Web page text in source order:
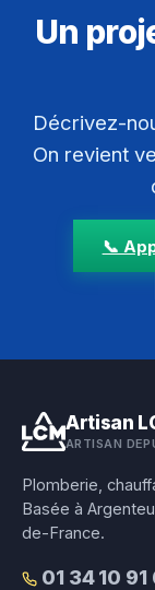
Un
Décrivez-
On revient
📞
Artisan
ARTISAN
Plomberie,
Basée à
de-France.
01 34 10 91